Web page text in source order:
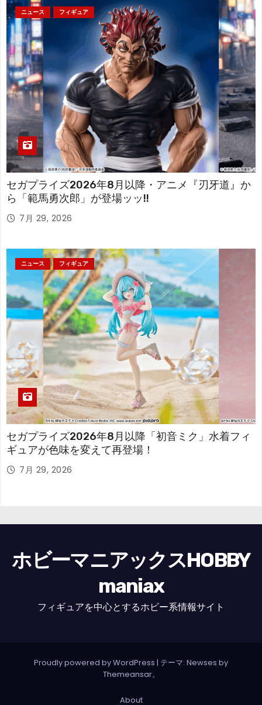
ニュース フィギュア
セガプライズ2026年8月以降・アニメ『刃牙道』か
ら「範馬勇次郎」が登場ッッ!!
7月 29, 2026
ニュース フィギュア
セガプライズ2026年8月以降「初音ミク」水着フィ
ギュアが色味を変えて再登場！
7月 29, 2026
ホビーマニアックスHOBBY
maniax
フィギュアを中心とするホビー系情報サイト
Proudly powered by WordPress | テーマ: Newses by
Themeansar。
About